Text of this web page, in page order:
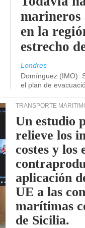
marineros
en la
estrecho
Londres
Domínguez (IMO):
el plan de
TRANSPORTE
Un estudio
relieve los
costes y los
aplicación
UE a las
marítimas
de Sicilia.